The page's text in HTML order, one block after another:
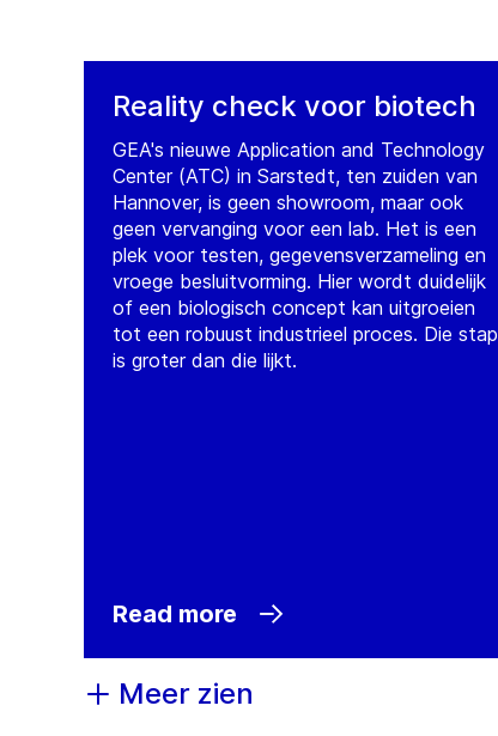
Reality check voor biotech
GEA's nieuwe Application and Technology
Center (ATC) in Sarstedt, ten zuiden van
Hannover, is geen showroom, maar ook
geen vervanging voor een lab. Het is een
plek voor testen, gegevensverzameling en
vroege besluitvorming. Hier wordt duidelijk
of een biologisch concept kan uitgroeien
tot een robuust industrieel proces. Die stap
is groter dan die lijkt.
Read more
Meer zien